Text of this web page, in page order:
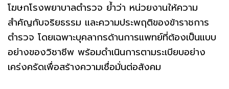
โฆษกโรงพยาบาลตำรวจ ย้ำว่า หน่วยงานให้ความ
สำคัญกับจริยธรรม และความประพฤติของข้าราชการ
ตำรวจ โดยเฉพาะบุคลากรด้านการแพทย์ที่ต้องเป็นแบบ
อย่างของวิชาชีพ พร้อมดำเนินการตามระเบียบอย่าง
เคร่งครัดเพื่อสร้างความเชื่อมั่นต่อสังคม